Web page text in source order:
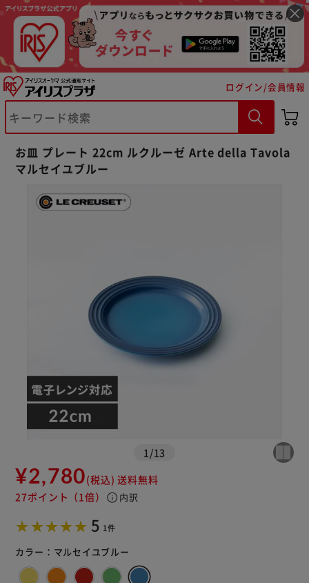
ログイン/会員情報
お皿 プレート 22cm ルクルーゼ Arte della Tavola
マルセイユブルー
1 /13
¥2,780(税込) 送料無料
27ポイント （1倍） info 内訳
5 1件
カラー： マルセイユブルー
※ご確認ください
カートに入れる 購入手続きへ